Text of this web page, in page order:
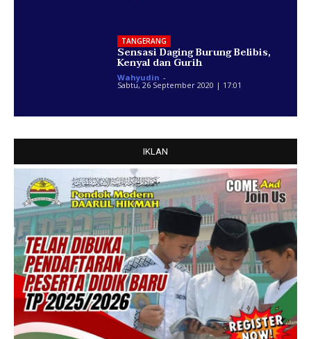
TANGERANG
Sensasi Daging Burung Belibis,
Kenyal dan Gurih
Wahyudin -
Sabtu, 26 September 2020 | 17:01
IKLAN